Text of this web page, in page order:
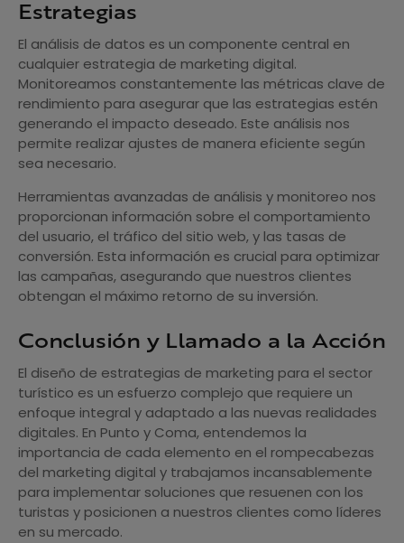
Estrategias
El análisis de datos es un componente central en
cualquier estrategia de marketing digital.
Monitoreamos constantemente las métricas clave de
rendimiento para asegurar que las estrategias estén
generando el impacto deseado. Este análisis nos
permite realizar ajustes de manera eficiente según
sea necesario.
Herramientas avanzadas de análisis y monitoreo nos
proporcionan información sobre el comportamiento
del usuario, el tráfico del sitio web, y las tasas de
conversión. Esta información es crucial para optimizar
las campañas, asegurando que nuestros clientes
obtengan el máximo retorno de su inversión.
Conclusión y Llamado a la Acción
El diseño de estrategias de marketing para el sector
turístico es un esfuerzo complejo que requiere un
enfoque integral y adaptado a las nuevas realidades
digitales. En Punto y Coma, entendemos la
importancia de cada elemento en el rompecabezas
del marketing digital y trabajamos incansablemente
para implementar soluciones que resuenen con los
turistas y posicionen a nuestros clientes como líderes
en su mercado.